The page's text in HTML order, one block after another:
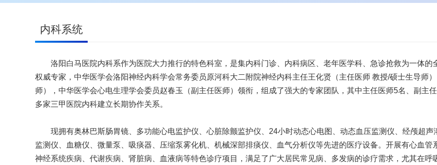
内科系统
洛阳白马医院内科系作为医院大力推行的特色科室，是集内科门诊、内科病区、老年医学科、急诊抢救为一体的
权威专家，中华医学会洛阳神经内科学会常务委员原河科大二附院神经内科主任王化贤（主任医师 教授/硕士生导师
师），中华医学会心电生理学会委员赵春玉（副主任医师）领衔，组成了强大的专家团队，其中主任医师5名、副主
多家三甲医院内科建立长期协作关系。
现拥有奥林巴斯肠胃镜、多功能心电监护仪、心脏除颤监护仪、24小时动态心电图、动态血压监测仪、经颅超声
监测仪、血糖仪、微量泵、吸痰器、压缩泵雾化机、机械深部排痰仪、血气分析仪等先进的医疗设备。开展有心血管
神经系统疾病、代谢疾病、肾脏病、血液病等特色诊疗项目，满足了广大居民常见病、多发病的诊疗需求，尤其在呼